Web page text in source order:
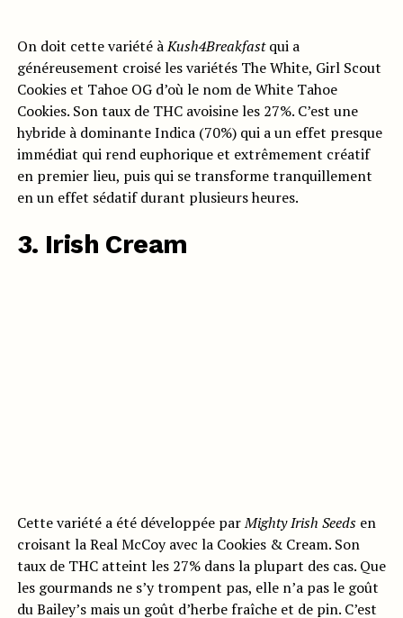
On doit cette variété àKush4Breakfastqui a
généreusement croisé les variétés The White, Girl Scout
Cookies et Tahoe OG d’où le nom de White Tahoe
Cookies. Son taux de THC avoisine les 27%. C’est une
hybride à dominante Indica (70%) qui a un effet presque
immédiat qui rend euphorique et extrêmement créatif
en premier lieu, puis qui se transforme tranquillement
en un effet sédatif durant plusieurs heures.
3. Irish Cream
Cette variété a été développée parMighty Irish Seedsen
croisant la Real McCoy avec la Cookies & Cream. Son
taux de THC atteint les 27% dans la plupart des cas. Que
les gourmands ne s’y trompent pas, elle n’a pas le goût
du Bailey’s mais un goût d’herbe fraîche et de pin. C’est